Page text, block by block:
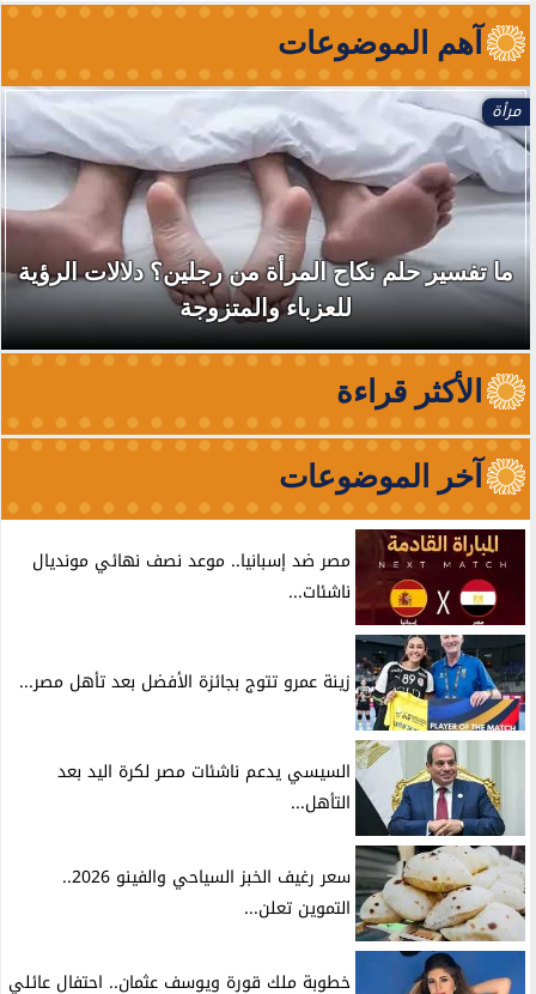
آهم الموضوعات
الأخبار
نقابة الأطباء تكشف أسباب منع باربرا أونيل من
الظهور والترويج لخدماتها في...
الأكثر قراءة
آخر الموضوعات
مصر ضد إسبانيا.. موعد نصف نهائي مونديال
ناشئات...
زينة عمرو تتوج بجائزة الأفضل بعد تأهل مصر...
السيسي يدعم ناشئات مصر لكرة اليد بعد
التأهل...
سعر رغيف الخبز السياحي والفينو 2026..
التموين تعلن...
خطوبة ملك قورة ويوسف عثمان.. احتفال عائلي